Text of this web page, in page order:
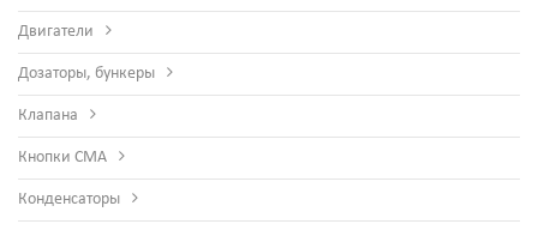
Двигатели
Дозаторы, бункеры
Клапана
Кнопки СМА
Конденсаторы